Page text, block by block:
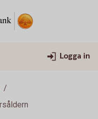
Logga in